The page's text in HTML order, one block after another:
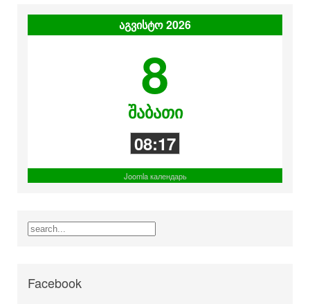
აგვისტო 2026
8
შაბათი
08:17
Joomla календарь
Facebook